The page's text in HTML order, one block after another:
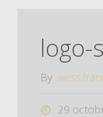
logo-
By
29